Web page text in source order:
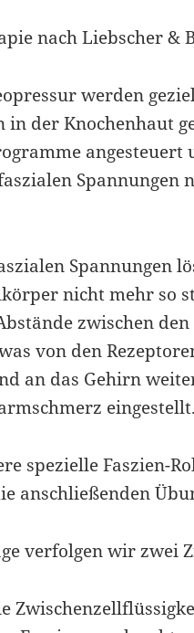
nach Liebscher &
werden
in der Knochenhaut
angesteuert
Spannungen
Spannungen
nicht mehr so
zwischen
von den
an das Gehirn
spezielle Faszien-
anschließenden
verfolgen wir zwei